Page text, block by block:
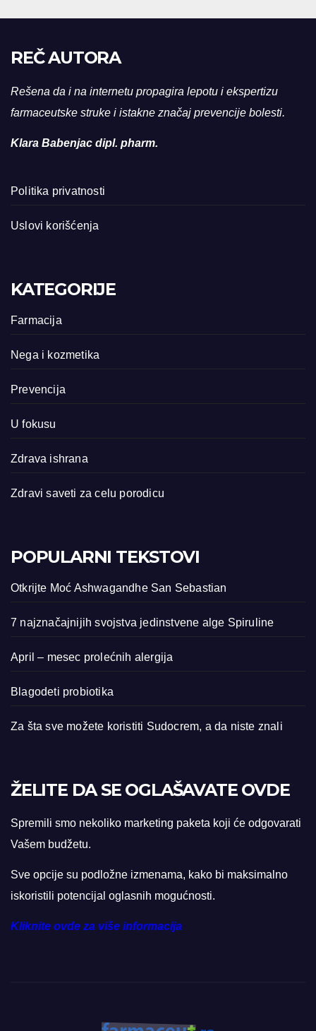
REČ AUTORA
Rešena da i na internetu propagira lepotu i ekspertizu
farmaceutske struke i istakne značaj prevencije bolesti.
Klara Babenjac dipl. pharm.
Politika privatnosti
Uslovi korišćenja
KATEGORIJE
Farmacija
Nega i kozmetika
Prevencija
U fokusu
Zdrava ishrana
Zdravi saveti za celu porodicu
POPULARNI TEKSTOVI
Otkrijte Moć Ashwagandhe San Sebastian
7 najznačajnijih svojstva jedinstvene alge Spiruline
April – mesec prolećnih alergija
Blagodeti probiotika
Za šta sve možete koristiti Sudocrem, a da niste znali
ŽELITE DA SE OGLAŠAVATE OVDE
Spremili smo nekoliko marketing paketa koji će odgovarati
Vašem budžetu.
Sve opcije su podložne izmenama, kako bi maksimalno
iskoristili potencijal oglasnih mogućnosti.
Kliknite ovde za više informacija